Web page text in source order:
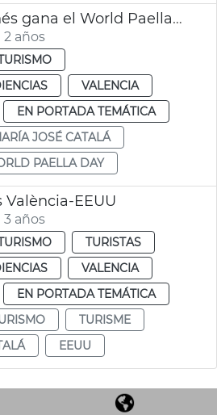
Cocinero japonés gana el World Paella Day 2023
años
VALENCIA
EN PORTADA TEMÁTICA
JOSÉ CATALÁ
PAELLA DAY
EEUU
años
TURISTAS
VALENCIA
EN PORTADA TEMÁTICA
TURISME
EEUU